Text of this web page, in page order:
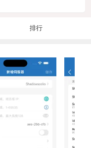
排行